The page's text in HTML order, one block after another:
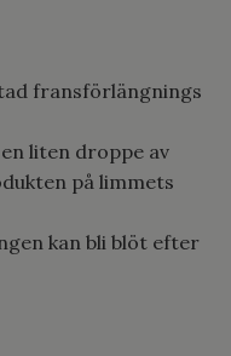
fransförlängnings
liten droppe av
på limmets
kan bli blöt efter